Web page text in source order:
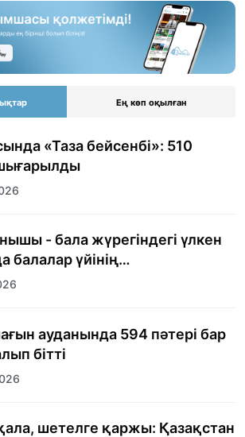
Ең көп оқылған
«Таза бейсенбі»: 510
- бала жүрегіндегі үлкен
балалар үйінің
мерекелік күн
ауданында 594 пәтері бар
бітті
шетелге қаржы: Қазақстан